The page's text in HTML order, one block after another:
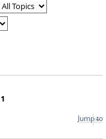
1
Jump to